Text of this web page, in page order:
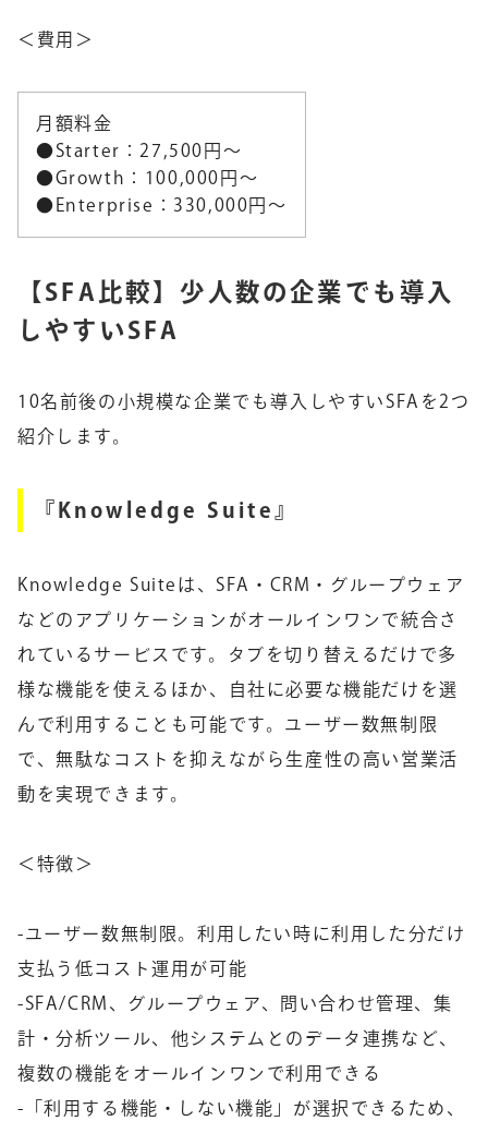
＜費用＞
月額料金
●Starter：27,500円～
●Growth：100,000円～
●Enterprise：330,000円〜
【SFA比較】少人数の企業でも導入
しやすいSFA
10名前後の小規模な企業でも導入しやすいSFAを2つ
紹介します。
『Knowledge Suite』
Knowledge Suiteは、SFA・CRM・グループウェア
などのアプリケーションがオールインワンで統合さ
れているサービスです。タブを切り替えるだけで多
様な機能を使えるほか、自社に必要な機能だけを選
んで利用することも可能です。ユーザー数無制限
で、無駄なコストを抑えながら生産性の高い営業活
動を実現できます。
＜特徴＞
-ユーザー数無制限。利用したい時に利用した分だけ
支払う低コスト運用が可能
-SFA/CRM、グループウェア、問い合わせ管理、集
計・分析ツール、他システムとのデータ連携など、
複数の機能をオールインワンで利用できる
-「利用する機能・しない機能」が選択できるため、